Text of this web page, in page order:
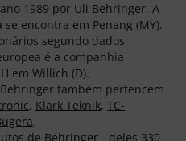
1989 por Uli Behringer. A
encontra em Penang (MY).
segundo dados
é a companhia
em Willich (D).
também pertencem
, Klark Teknik, TC-
.
de Behringer - deles 330